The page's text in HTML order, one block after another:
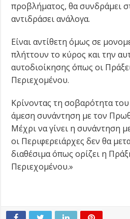
προβλήματος, θα συνδράμει
αντιδράσει ανάλογα.
Είναι αντίθετη όμως σε
πλήττουν το κύρος και την
αυτοδιοίκησης όπως οι
Περιεχομένου.
Κρίνοντας τη σοβαρότητα
άμεση συνάντηση με τον
Μέχρι να γίνει η συνάντηση
οι Περιφερειάρχες δεν θα
διαθέσιμα όπως ορίζει η
Περιεχομένου.»